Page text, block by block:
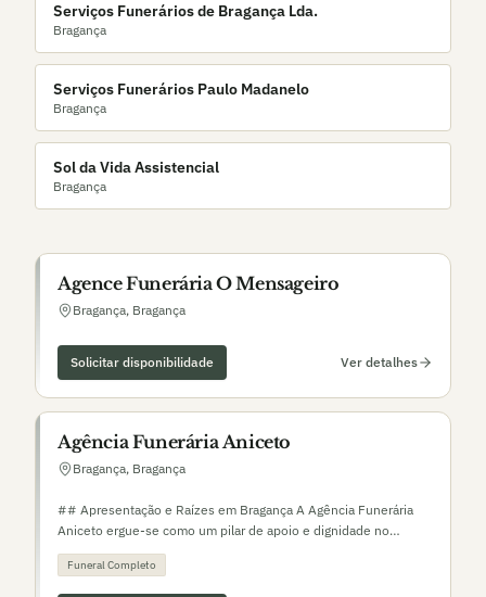
Serviços Funerários de Bragança Lda.
Bragança
Serviços Funerários Paulo Madanelo
Bragança
Sol da Vida Assistencial
Bragança
Agence Funerária O Mensageiro
Bragança, Bragança
Solicitar disponibilidade Ver detalhes
Agência Funerária Aniceto
Bragança, Bragança
## Apresentação e Raízes em Bragança A Agência Funerária
Aniceto ergue-se como um pilar de apoio e dignidade no
concelho de Bragança, um ponto de referência consolidado no
distrito de Bragança. Com uma localização privilegiada na R. da
República, número 23, em pleno coração da cidade de
Funeral Completo